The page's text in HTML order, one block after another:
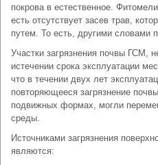
покрова в естественное.
есть отсутствует засев трав,
путем. То есть, другими словами
Участки загрязнения почвы ГСМ,
истечении срока эксплуатации
что в течении двух лет
повторяющееся загрязнение
подвижных формах, могли
среды.
Источниками загрязнения
являются: